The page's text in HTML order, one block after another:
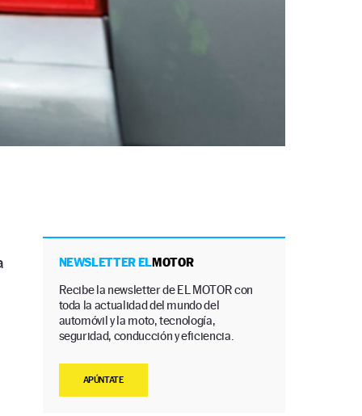
NEWSLETTER ELMOTOR
Recibe la newsletter de EL MOTOR con
toda la actualidad del mundo del
automóvil y la moto, tecnología,
seguridad, conducción y eficiencia.
APÚNTATE